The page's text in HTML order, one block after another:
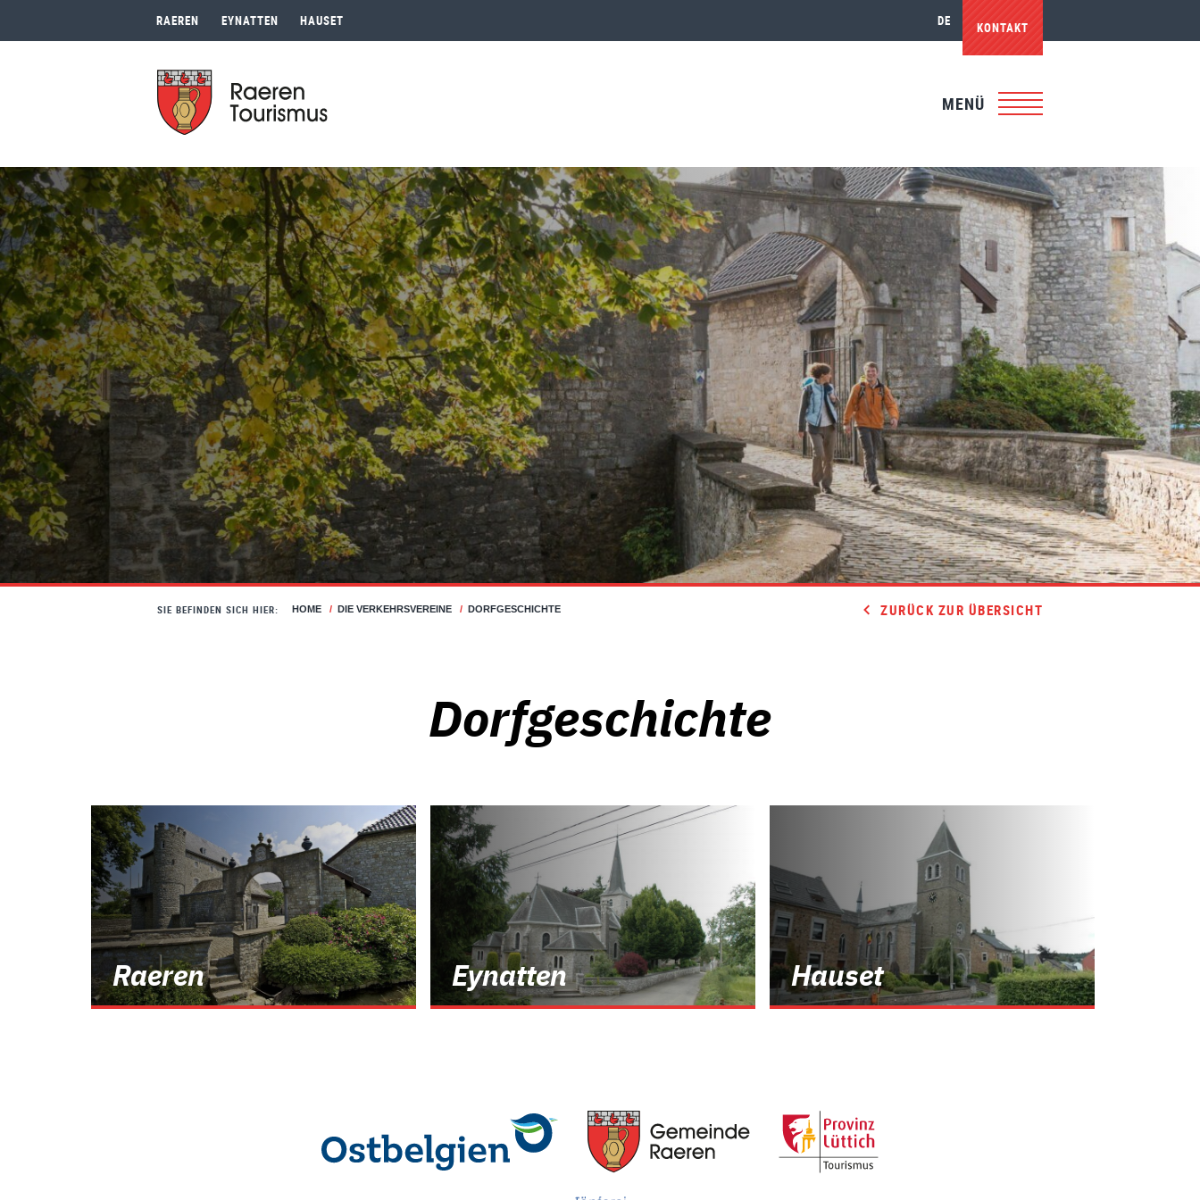
RAEREN EYNATTEN HAUSET DE KONTAKT
MENÜ
SIE BEFINDEN SICH HIER: HOME / DIE VERKEHRSVEREINE / DORFGESCHICHTE ZURÜCK ZUR ÜBERSICHT
Dorfgeschichte
Raeren Eynatten Hauset